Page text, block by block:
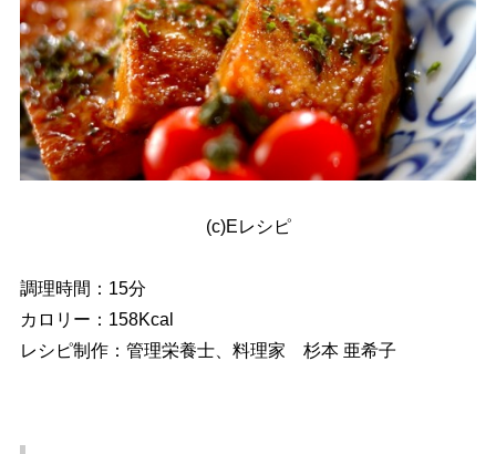
(c)Eレシピ
調理時間：15分
カロリー：158Kcal
レシピ制作：管理栄養士、料理家 杉本 亜希子